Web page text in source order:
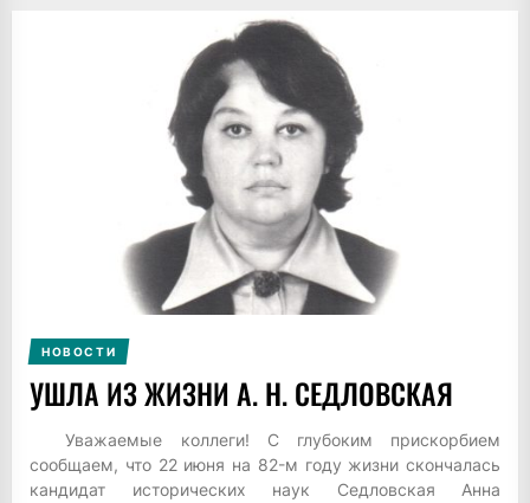
НОВОСТИ
УШЛА ИЗ ЖИЗНИ А. Н. СЕДЛОВСКАЯ
Уважаемые коллеги! С глубоким прискорбием
сообщаем, что 22 июня на 82-м году жизни скончалась
кандидат исторических наук Седловская Анна